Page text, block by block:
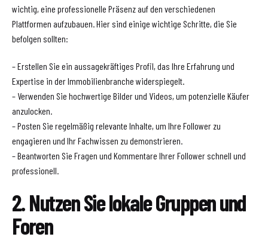
wichtig, eine professionelle Präsenz auf den verschiedenen
Plattformen aufzubauen. Hier sind einige wichtige Schritte, die Sie
befolgen sollten:
– Erstellen Sie ein aussagekräftiges Profil, das Ihre Erfahrung und
Expertise in der Immobilienbranche widerspiegelt.
– Verwenden Sie hochwertige Bilder und Videos, um potenzielle Käufer
anzulocken.
– Posten Sie regelmäßig relevante Inhalte, um Ihre Follower zu
engagieren und Ihr Fachwissen zu demonstrieren.
– Beantworten Sie Fragen und Kommentare Ihrer Follower schnell und
professionell.
2. Nutzen Sie lokale Gruppen und
Foren